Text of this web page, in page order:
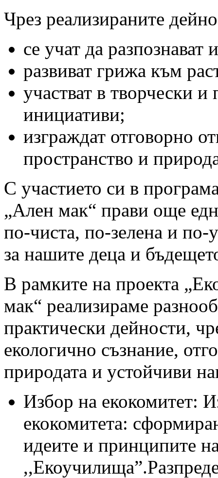
Чрез реализираните
се учат да разпознават
развиват грижа към
участват в творчески
инициативи;
изграждат отговорно
пространство и
С участието си в
„Ален мак“ прави още
по-чиста, по-зелена и по-
за нашите деца и
В рамките на проекта
мак“ реализираме
практически дейности,
екологично съзнание,
природата и устойчиви
Избор на екокомитет:
екокомитета:
идеите и принципите